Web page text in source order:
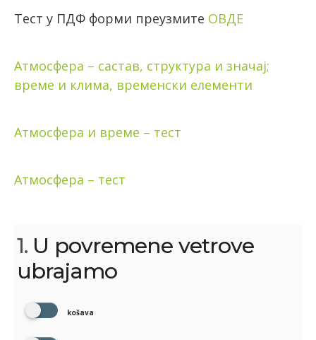
Тест у ПДФ форми преузмите ОВДЕ
Атмосфера – састав, структура и значај;
време и клима, временски елементи
Атмосфера и време – тест
Атмосфера – тест
1. U povremene vetrove
ubrajamo
košava